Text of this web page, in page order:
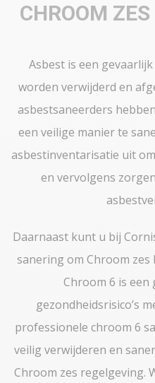
CHROOM
Asbest is een
worden verwijderd en
asbestsaneerders
een veilige manier te
asbestinventarisatie uit
en vervolgens
Daarnaast kunt u bij
sanering om Chroom
Chroom 6 is een
gezondheidsrisico’s
professionele chroom 6
veilig verwijderen en
Chroom zes regelgeving.